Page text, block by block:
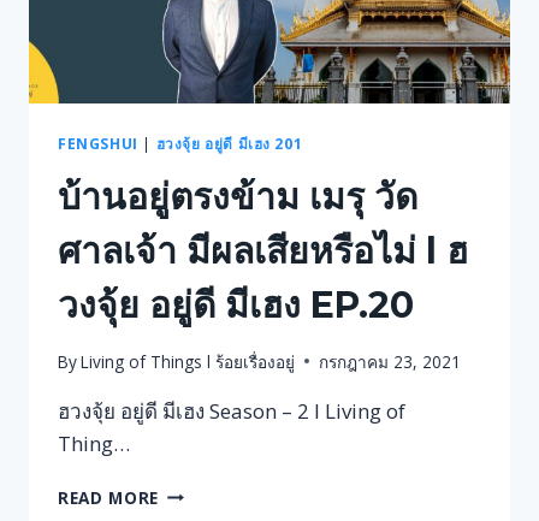
อยู่ดี
มี
เฮง
EP.22
FENGSHUI | ฮวงจุ้ย อยู่ดี มีเฮง 201
บ้านอยู่ตรงข้าม เมรุ วัด
ศาลเจ้า มีผลเสียหรือไม่ l ฮ
วงจุ้ย อยู่ดี มีเฮง EP.20
ByLiving of Things l ร้อยเรื่องอยู่ กรกฎาคม 23, 2021
ฮวงจุ้ย อยู่ดี มีเฮง Season – 2 l Living of
Thing…
READ MORE บ้าน